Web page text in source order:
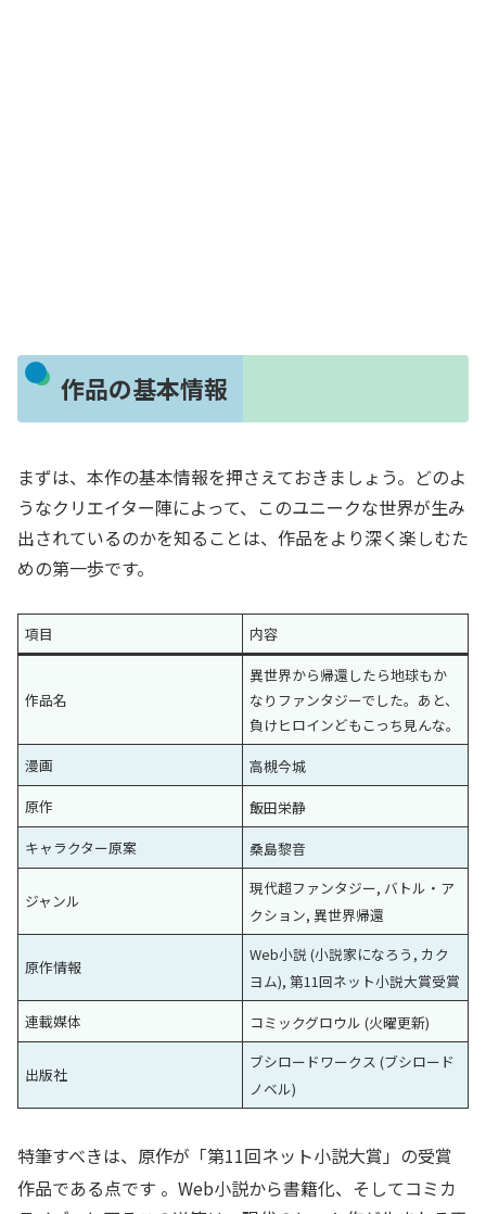
作品の基本情報
まずは、本作の基本情報を押さえておきましょう。どのよ
うなクリエイター陣によって、このユニークな世界が生み
出されているのかを知ることは、作品をより深く楽しむた
めの第一歩です。
項目 内容
作品名
異世界から帰還したら地球もか
なりファンタジーでした。あと、
負けヒロインどもこっち見んな。
漫画
高槻今城
原作
飯田栄静
キャラクター原案
桑島黎音
ジャンル
現代超ファンタジー, バトル・ア
クション, 異世界帰還
原作情報
Web小説 (小説家になろう, カク
ヨム), 第11回ネット小説大賞受賞
連載媒体
コミックグロウル (火曜更新)
出版社
ブシロードワークス (ブシロード
ノベル)
特筆すべきは、原作が「第11回ネット小説大賞」の受賞
作品である点です 。Web小説から書籍化、そしてコミカ